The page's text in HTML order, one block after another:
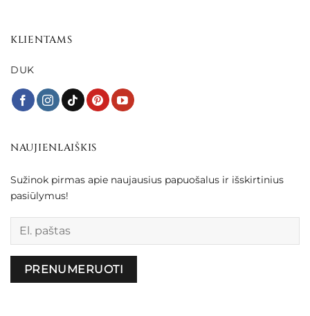
KLIENTAMS
DUK
NAUJIENLAIŠKIS
Sužinok pirmas apie naujausius papuošalus ir išskirtinius
pasiūlymus!
Palikite šį lauką tuščią.